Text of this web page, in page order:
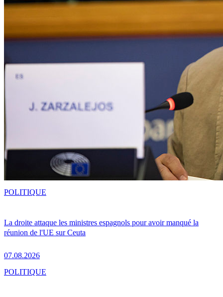
La droite attaque les ministres espagnols pour avoir manqué la
réunion de l'UE sur Ceuta
07.08.2026
POLITIQUE
POLITIQUE